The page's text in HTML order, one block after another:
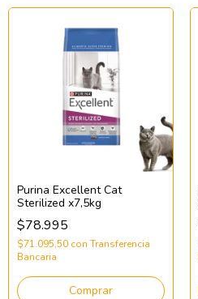
Purina Excellent Cat
Sterilized x7,5kg
$78.995
$71.095,50 con Transferencia
Bancaria
Comprar